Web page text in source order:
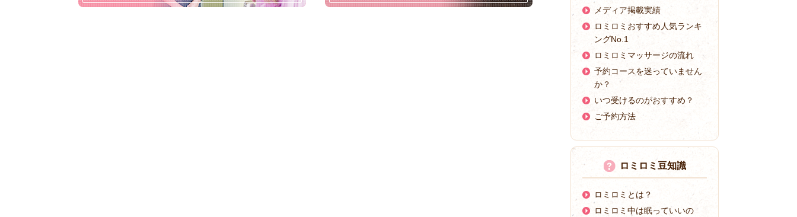
メディア掲載実績
ロミロミおすすめ人気ランキ
ングNo.1
ロミロミマッサージの流れ
予約コースを迷っていません
か？
いつ受けるのがおすすめ？
ご予約方法
ロミロミ豆知識
ロミロミとは？
ロミロミ中は眠っていいの